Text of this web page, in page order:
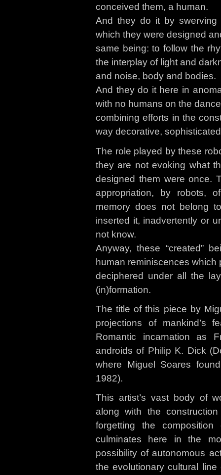
conceived them, a human.
And they do it by swerving
which they were designed
same being: to follow the
the interplay of light and
and noise, body and bodies.
And they do it here in
with no humans on the
combining efforts in the
way decorative,
The role played by these
they are not evoking what
designed them were once.
appropriation, by robots,
memory does not belong
inserted it, inadvertently or
not know.
Anyway, these “created”
human reminiscences
deciphered under all the
(in)formation.
The title of this piece by
projections of mankind’s
Romantic incarnation as
androids of Philip K. Dick
where Miguel Soares
1982).
This artist’s vast body of
along with the
forgetting the
culminates here in the
possibility of autonomous
the evolutionary cultural